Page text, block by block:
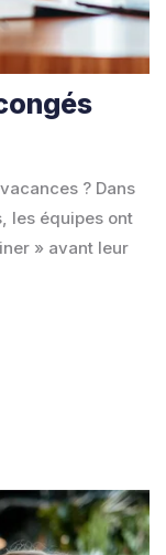
? Dans
les équipes ont
» avant leur